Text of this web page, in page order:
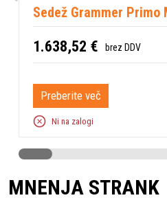
Sedež Grammer Primo
1.638,52 € brez DDV
Preberite več
Ni na zalogi
MNENJA STRANK